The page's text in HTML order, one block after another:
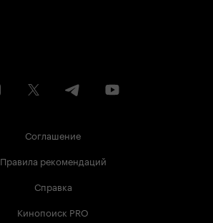
Соглашение
Правила рекомендаций
Справка
Кинопоиск PRO